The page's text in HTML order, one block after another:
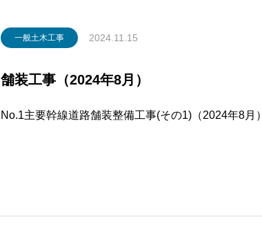
一般土木工事 2024.11.15
舗装工事（2024年8月）
No.1主要幹線道路舗装整備工事(その1)（2024年8月）